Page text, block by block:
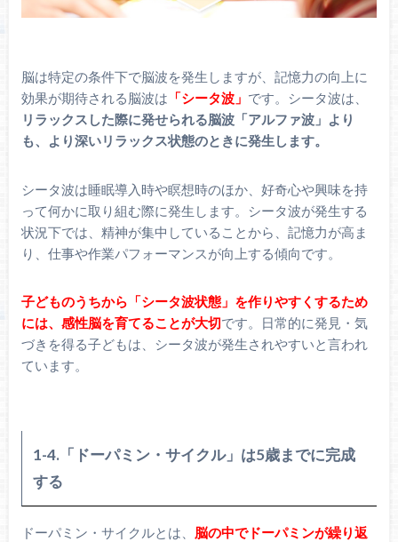
脳は特定の条件下で脳波を発生しますが、記憶力の向上に
効果が期待される脳波は 「シータ波」 です。シータ波は、
リラックスした際に発せられる脳波「アルファ波」より
も、より深いリラックス状態のときに発生します。
シータ波は睡眠導入時や瞑想時のほか、好奇心や興味を持
って何かに取り組む際に発生します。シータ波が発生する
状況下では、精神が集中していることから、記憶力が高ま
り、仕事や作業パフォーマンスが向上する傾向です。
子どものうちから「シータ波状態」を作りやすくするため
には、感性脳を育てることが大切です。日常的に発見・気
づきを得る子どもは、シータ波が発生されやすいと言われ
ています。
1-4.「ドーパミン・サイクル」は5歳までに完成
する
ドーパミン・サイクルとは、 脳の中でドーパミンが繰り返